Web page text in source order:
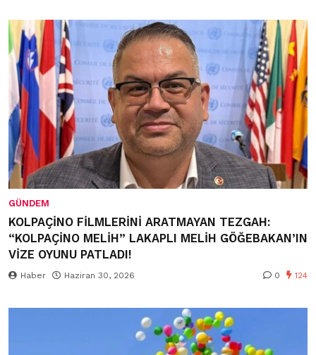
GÜNDEM
KOLPAÇİNO FİLMLERİNİ ARATMAYAN TEZGAH:
“KOLPAÇİNO MELİH” LAKAPLI MELİH GÖĞEBAKAN’IN
VİZE OYUNU PATLADI!
Haber Haziran 30, 2026 0 124